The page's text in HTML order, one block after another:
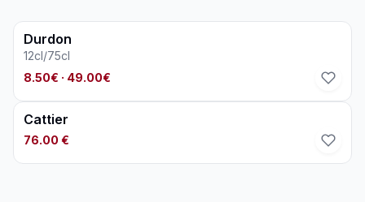
Durdon
12cl/75cl
8.50€ · 49.00€
Cattier
76.00 €